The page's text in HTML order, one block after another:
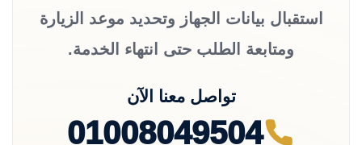
استقبال بيانات الجهاز وتحديد موعد الزيارة
ومتابعة الطلب حتى انتهاء الخدمة.
تواصل معنا الآن
01008049504